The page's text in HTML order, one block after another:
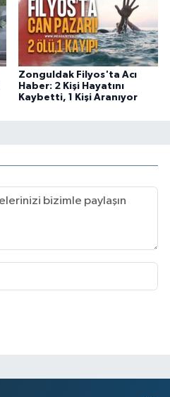
Zonguldak Filyos'ta Acı
Haber: 2 Kişi Hayatını
Kaybetti, 1 Kişi Aranıyor